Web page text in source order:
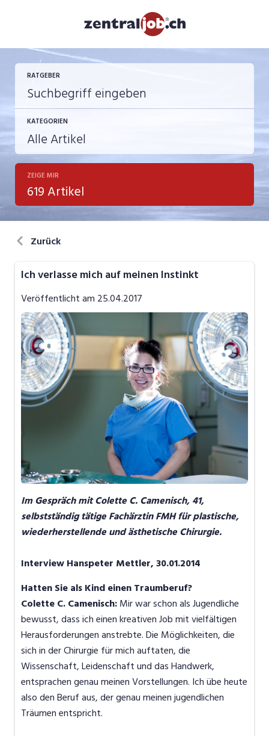
RATGEBER
KATEGORIEN
Berufsbilder
Bewerbung
Job-News
Job-Storys
Job-Tipps
Video
ZEIGE MIR
619 Artikel
Zurück
Ich verlasse mich auf meinen Instinkt
Veröffentlicht am 25.04.2017
Im Gespräch mit Colette C. Camenisch, 41,
selbstständig tätige Fachärztin FMH für plastische,
wiederherstellende und ästhetische Chirurgie.
Interview Hanspeter Mettler, 30.01.2014
Hatten Sie als Kind einen Traumberuf?
Colette C. Camenisch:Mir war schon als Jugendliche
bewusst, dass ich einen kreativen Job mit vielfältigen
Herausforderungen anstrebte. Die Möglichkeiten, die
sich in der Chirurgie für mich auftaten, die
Wissenschaft, Leidenschaft und das Handwerk,
entsprachen genau meinen Vorstellungen. Ich übe heute
also den Beruf aus, der genau meinen jugendlichen
Träumen entspricht.